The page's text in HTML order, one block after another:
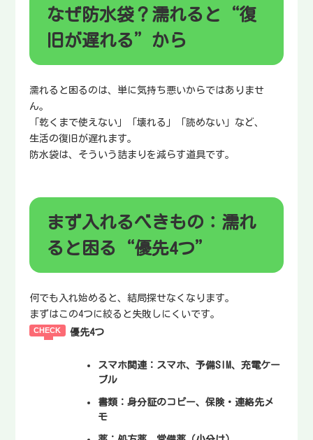
なぜ防水袋？濡れると“復
旧が遅れる”から
濡れると困るのは、単に気持ち悪いからではありませ
ん。
「乾くまで使えない」「壊れる」「読めない」など、
生活の復旧が遅れます。
防水袋は、そういう詰まりを減らす道具です。
まず入れるべきもの：濡れ
ると困る“優先4つ”
何でも入れ始めると、結局探せなくなります。
まずはこの4つに絞ると失敗しにくいです。
優先4つ
スマホ関連：スマホ、予備SIM、充電ケー
ブル
書類：身分証のコピー、保険・連絡先メ
モ